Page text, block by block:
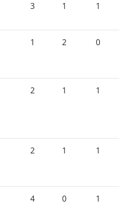
3 1 1
1 2 0
2 1 1
2 1 1
4 0 1